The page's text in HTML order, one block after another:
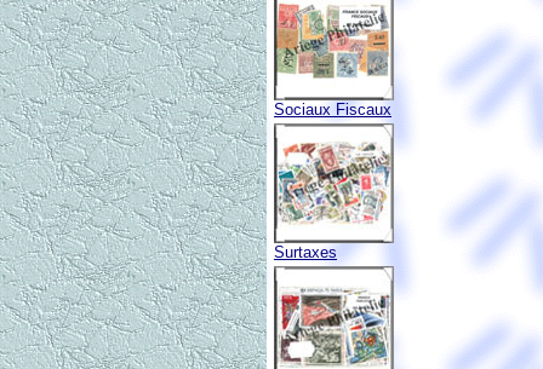
Sociaux Fiscaux
Surtaxes